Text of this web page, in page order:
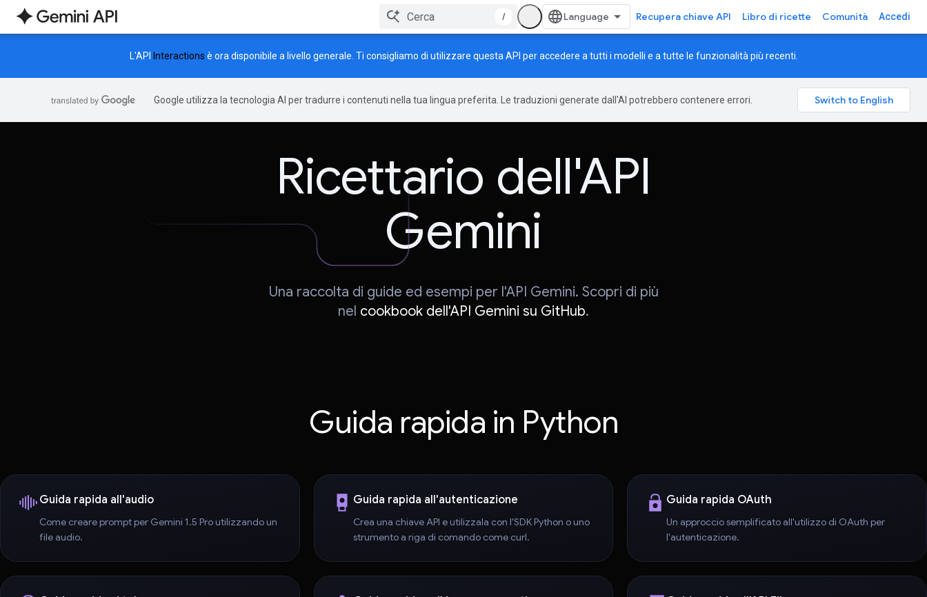
/ Recupera chiave API Libro di ricette Comunità Accedi
L'API Interactions è ora disponibile a livello generale. Ti consigliamo di utilizzare questa API per accedere a tutti i modelli e a tutte le funzionalità più recenti.
Google utilizza la tecnologia AI per tradurre i contenuti nella tua lingua preferita. Le traduzioni generate dall'AI potrebbero contenere errori.
Ricettario dell'API
Gemini
Una raccolta di guide ed esempi per l'API Gemini. Scopri di più
nel cookbook dell'API Gemini su GitHub.
Guida rapida in Python
Guida rapida all'audio
Come creare prompt per Gemini 1.5 Pro utilizzando un
file audio.
Guida rapida all'autenticazione
Crea una chiave API e utilizzala con l'SDK Python o uno
strumento a riga di comando come curl.
Guida rapida OAuth
Un approccio semplificato all'utilizzo di OAuth per
l'autenticazione.